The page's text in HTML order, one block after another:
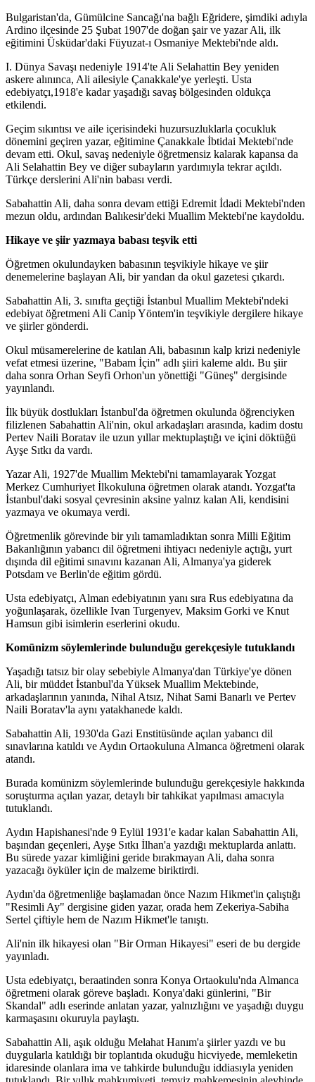
Bulgaristan'da, Gümülcine Sancağı'na bağlı Eğridere, şimdiki adıyla
Ardino ilçesinde 25 Şubat 1907'de doğan şair ve yazar Ali, ilk
eğitimini Üsküdar'daki Füyuzat-ı Osmaniye Mektebi'nde aldı.
I. Dünya Savaşı nedeniyle 1914'te Ali Selahattin Bey yeniden
askere alınınca, Ali ailesiyle Çanakkale'ye yerleşti. Usta
edebiyatçı,1918'e kadar yaşadığı savaş bölgesinden oldukça
etkilendi.
Geçim sıkıntısı ve aile içerisindeki huzursuzluklarla çocukluk
dönemini geçiren yazar, eğitimine Çanakkale İbtidai Mektebi'nde
devam etti. Okul, savaş nedeniyle öğretmensiz kalarak kapansa da
Ali Selahattin Bey ve diğer subayların yardımıyla tekrar açıldı.
Türkçe derslerini Ali'nin babası verdi.
Sabahattin Ali, daha sonra devam ettiği Edremit İdadi Mektebi'nden
mezun oldu, ardından Balıkesir'deki Muallim Mektebi'ne kaydoldu.
Hikaye ve şiir yazmaya babası teşvik etti
Öğretmen okulundayken babasının teşvikiyle hikaye ve şiir
denemelerine başlayan Ali, bir yandan da okul gazetesi çıkardı.
Sabahattin Ali, 3. sınıfta geçtiği İstanbul Muallim Mektebi'ndeki
edebiyat öğretmeni Ali Canip Yöntem'in teşvikiyle dergilere hikaye
ve şiirler gönderdi.
Okul müsamerelerine de katılan Ali, babasının kalp krizi nedeniyle
vefat etmesi üzerine, "Babam İçin" adlı şiiri kaleme aldı. Bu şiir
daha sonra Orhan Seyfi Orhon'un yönettiği "Güneş" dergisinde
yayınlandı.
İlk büyük dostlukları İstanbul'da öğretmen okulunda öğrenciyken
filizlenen Sabahattin Ali'nin, okul arkadaşları arasında, kadim dostu
Pertev Naili Boratav ile uzun yıllar mektuplaştığı ve içini döktüğü
Ayşe Sıtkı da vardı.
Yazar Ali, 1927'de Muallim Mektebi'ni tamamlayarak Yozgat
Merkez Cumhuriyet İlkokuluna öğretmen olarak atandı. Yozgat'ta
İstanbul'daki sosyal çevresinin aksine yalnız kalan Ali, kendisini
yazmaya ve okumaya verdi.
Öğretmenlik görevinde bir yılı tamamladıktan sonra Milli Eğitim
Bakanlığının yabancı dil öğretmeni ihtiyacı nedeniyle açtığı, yurt
dışında dil eğitimi sınavını kazanan Ali, Almanya'ya giderek
Potsdam ve Berlin'de eğitim gördü.
Usta edebiyatçı, Alman edebiyatının yanı sıra Rus edebiyatına da
yoğunlaşarak, özellikle Ivan Turgenyev, Maksim Gorki ve Knut
Hamsun gibi isimlerin eserlerini okudu.
Komünizm söylemlerinde bulunduğu gerekçesiyle tutuklandı
Yaşadığı tatsız bir olay sebebiyle Almanya'dan Türkiye'ye dönen
Ali, bir müddet İstanbul'da Yüksek Muallim Mektebinde,
arkadaşlarının yanında, Nihal Atsız, Nihat Sami Banarlı ve Pertev
Naili Boratav'la aynı yatakhanede kaldı.
Sabahattin Ali, 1930'da Gazi Enstitüsünde açılan yabancı dil
sınavlarına katıldı ve Aydın Ortaokuluna Almanca öğretmeni olarak
atandı.
Burada komünizm söylemlerinde bulunduğu gerekçesiyle hakkında
soruşturma açılan yazar, detaylı bir tahkikat yapılması amacıyla
tutuklandı.
Aydın Hapishanesi'nde 9 Eylül 1931'e kadar kalan Sabahattin Ali,
başından geçenleri, Ayşe Sıtkı İlhan'a yazdığı mektuplarda anlattı.
Bu sürede yazar kimliğini geride bırakmayan Ali, daha sonra
yazacağı öyküler için de malzeme biriktirdi.
Aydın'da öğretmenliğe başlamadan önce Nazım Hikmet'in çalıştığı
"Resimli Ay" dergisine giden yazar, orada hem Zekeriya-Sabiha
Sertel çiftiyle hem de Nazım Hikmet'le tanıştı.
Ali'nin ilk hikayesi olan "Bir Orman Hikayesi" eseri de bu dergide
yayınladı.
Usta edebiyatçı, beraatinden sonra Konya Ortaokulu'nda Almanca
öğretmeni olarak göreve başladı. Konya'daki günlerini, "Bir
Skandal" adlı eserinde anlatan yazar, yalnızlığını ve yaşadığı duygu
karmaşasını okuruyla paylaştı.
Sabahattin Ali, aşık olduğu Melahat Hanım'a şiirler yazdı ve bu
duygularla katıldığı bir toplantıda okuduğu hicviyede, memleketin
idaresinde olanlara ima ve tahkirde bulunduğu iddiasıyla yeniden